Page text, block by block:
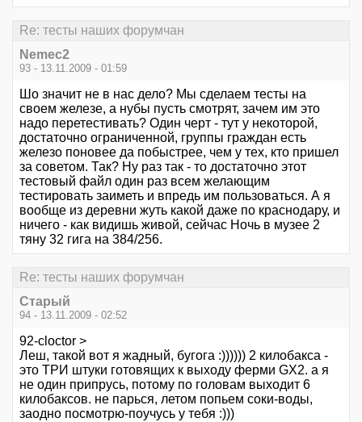
Re: тесты наших форумчан
Nemec2
93 - 13.11.2009 - 01:59
Шо значит не в нас дело? Мы сделаем тесты на
своем железе, а нубы пусть смотрят, зачем им это
надо перетестивать? Один черт - тут у некоторой,
достаточно ограниченной, группы граждан есть
железо поновее да побыстрее, чем у тех, кто пришел
за советом. Так? Ну раз так - то достаточно этот
тестовый файл один раз всем желающим
тестировать заиметь и впредь им пользоваться. А я
вообще из деревни жуть какой даже по краснодару, и
ничего - как видишь живой, сейчас Ночь в музее 2
тяну 32 гига на 384/256.
Re: тесты наших форумчан
Старый
94 - 13.11.2009 - 02:52
92-cloctor >
Леш, такой вот я жадный, бугога :)))))) 2 килобакса -
это ТРИ штуки готовящих к выходу ферми GX2. а я
не один припрусь, потому по головам выходит 6
килобаксов. не парься, летом попьем соки-воды,
заодно посмотрю-поучусь у тебя :)))